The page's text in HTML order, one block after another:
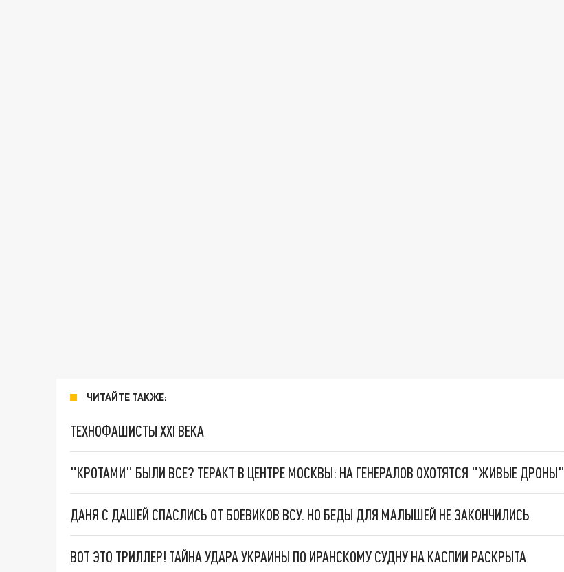
ЧИТАЙТЕ ТАКЖЕ:
ТЕХНОФАШИСТЫ XXI ВЕКА
"КРОТАМИ" БЫЛИ ВСЕ? ТЕРАКТ В ЦЕНТРЕ МОСКВЫ: НА ГЕНЕРАЛОВ ОХОТЯТСЯ "ЖИВЫЕ ДРОНЫ"
ДАНЯ С ДАШЕЙ СПАСЛИСЬ ОТ БОЕВИКОВ ВСУ. НО БЕДЫ ДЛЯ МАЛЫШЕЙ НЕ ЗАКОНЧИЛИСЬ
ВОТ ЭТО ТРИЛЛЕР! ТАЙНА УДАРА УКРАИНЫ ПО ИРАНСКОМУ СУДНУ НА КАСПИИ РАСКРЫТА